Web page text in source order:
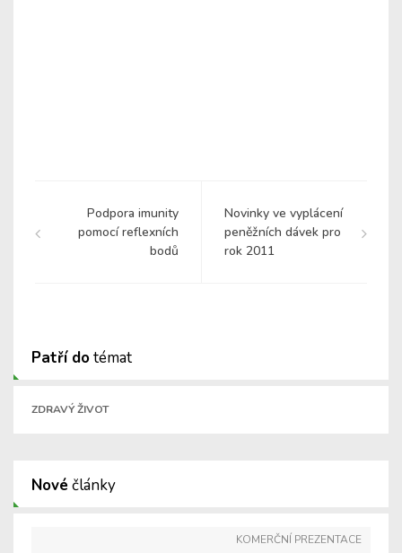
Podpora imunity
pomocí reflexních
bodů
Novinky ve vyplácení
peněžních dávek pro
rok 2011
Patří dotémat
ZDRAVÝ ŽIVOT
Nové články
KOMERČNÍ PREZENTACE